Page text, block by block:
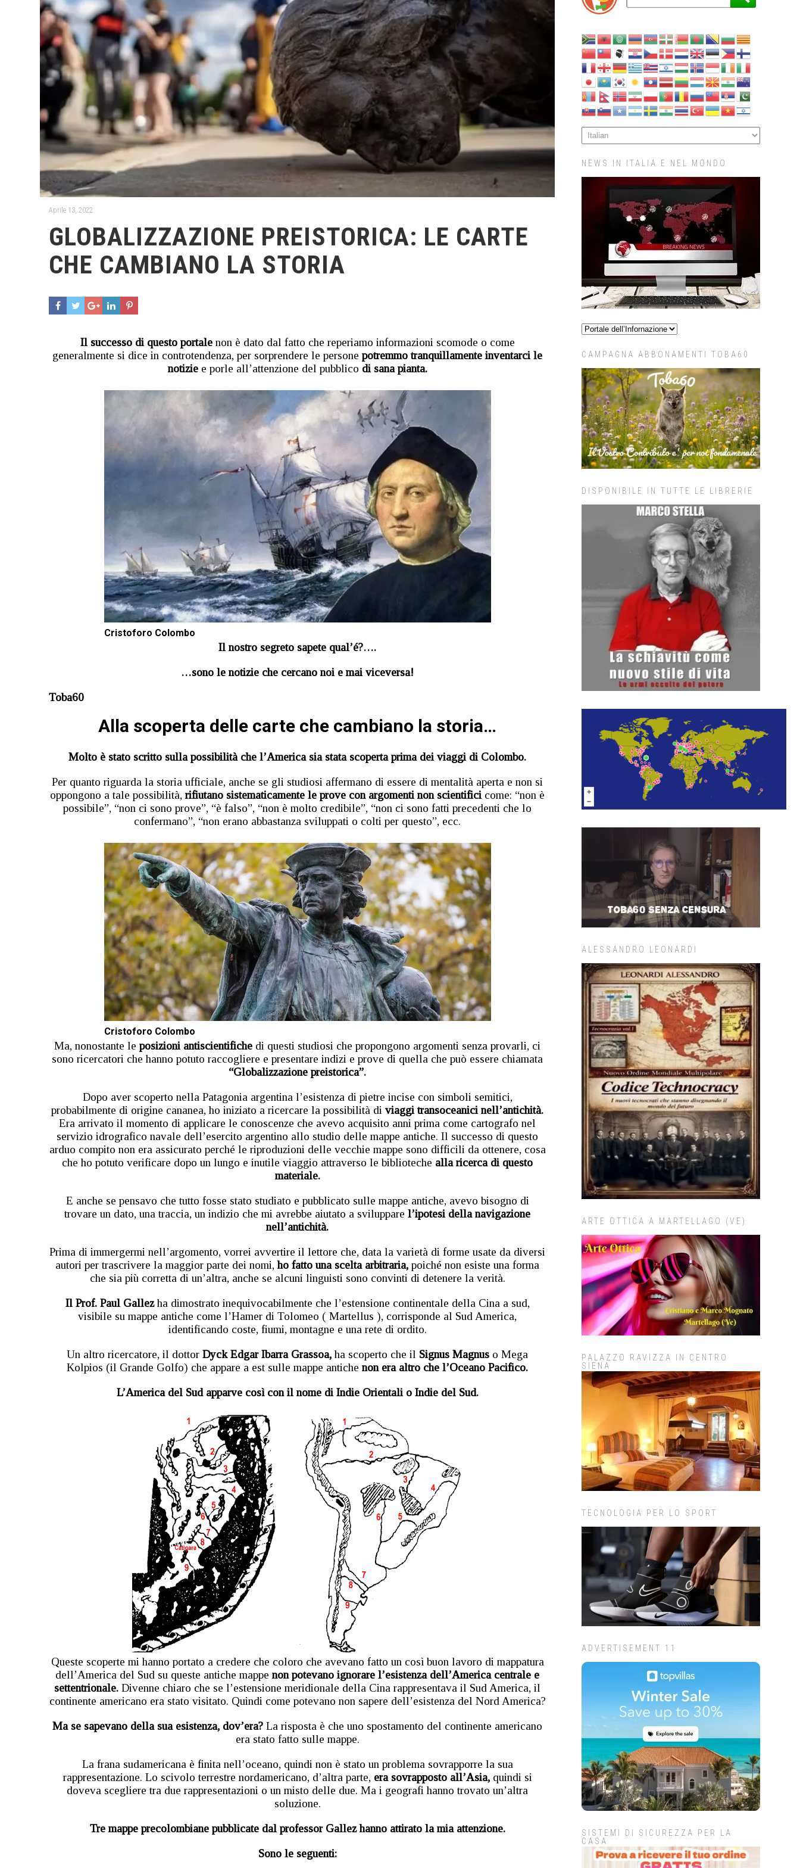
Aprile 13, 2022
GLOBALIZZAZIONE PREISTORICA: LE CARTE
CHE CAMBIANO LA STORIA
Il successo di questo portalenon è dato dal fatto che reperiamo informazioni scomode o come
generalmente si dice in controtendenza, per sorprendere le persone potremmo tranquillamente inventarci le
notiziee porle all’attenzione del pubblico di sana pianta.
Cristoforo Colombo
Il nostro segreto sapete qual’é?….
…sono le notizie che cercano noi e mai viceversa!
Toba60
Alla scoperta delle carte che cambiano la storia…
Molto è stato scritto sulla possibilità che l’America sia stata scoperta prima dei viaggi di Colombo.
Per quanto riguarda la storia ufficiale, anche se gli studiosi affermano di essere di mentalità aperta e non si
oppongono a tale possibilità, rifiutano sistematicamente le prove con argomenti non scientifici come: “non è
possibile”, “non ci sono prove”, “è falso”, “non è molto credibile”, “non ci sono fatti precedenti che lo
confermano”, “non erano abbastanza sviluppati o colti per questo”, ecc.
Cristoforo Colombo
Ma, nonostante le posizioni antiscientifiche di questi studiosi che propongono argomenti senza provarli, ci
sono ricercatori che hanno potuto raccogliere e presentare indizi e prove di quella che può essere chiamata
“Globalizzazione preistorica”.
Dopo aver scoperto nella Patagonia argentina l’esistenza di pietre incise con simboli semitici,
probabilmente di origine cananea, ho iniziato a ricercare la possibilità di viaggi transoceanici nell’antichità.
Era arrivato il momento di applicare le conoscenze che avevo acquisito anni prima come cartografo nel
servizio idrografico navale dell’esercito argentino allo studio delle mappe antiche. Il successo di questo
arduo compito non era assicurato perché le riproduzioni delle vecchie mappe sono difficili da ottenere, cosa
che ho potuto verificare dopo un lungo e inutile viaggio attraverso le biblioteche alla ricerca di questo
materiale.
E anche se pensavo che tutto fosse stato studiato e pubblicato sulle mappe antiche, avevo bisogno di
trovare un dato, una traccia, un indizio che mi avrebbe aiutato a sviluppare l’ipotesi della navigazione
nell’antichità.
Prima di immergermi nell’argomento, vorrei avvertire il lettore che, data la varietà di forme usate da diversi
autori per trascrivere la maggior parte dei nomi, ho fatto una scelta arbitraria, poiché non esiste una forma
che sia più corretta di un’altra, anche se alcuni linguisti sono convinti di detenere la verità.
Il Prof. Paul Gallezha dimostrato inequivocabilmente che l’estensione continentale della Cina a sud,
visibile su mappe antiche come l’Hamer di Tolomeo ( Martellus ), corrisponde al Sud America,
identificando coste, fiumi, montagne e una rete di ordito.
Un altro ricercatore, il dottor Dyck Edgar Ibarra Grassoa,ha scoperto che il Signus Magnus o Mega
Kolpios (il Grande Golfo) che appare a est sulle mappe antiche non era altro che l’Oceano Pacifico.
L’America del Sud apparve così con il nome di Indie Orientali o Indie del Sud.
Queste scoperte mi hanno portato a credere che coloro che avevano fatto un così buon lavoro di mappatura
dell’America del Sud su queste antiche mappe non potevano ignorare l’esistenza dell’America centrale e
settentrionale. Divenne chiaro che se l’estensione meridionale della Cina rappresentava il Sud America, il
continente americano era stato visitato. Quindi come potevano non sapere dell’esistenza del Nord America?
Ma se sapevano della sua esistenza, dov’era? La risposta è che uno spostamento del continente americano
era stato fatto sulle mappe.
La frana sudamericana è finita nell’oceano, quindi non è stato un problema sovrapporre la sua
rappresentazione. Lo scivolo terrestre nordamericano, d’altra parte, era sovrapposto all’Asia, quindi si
doveva scegliere tra due rappresentazioni o un misto delle due. Ma i geografi hanno trovato un’altra
soluzione.
Tre mappe precolombiane pubblicate dal professor Gallez hanno attirato la mia attenzione.
Sono le seguenti:
NEWS IN ITALIA E NEL MONDO
CAMPAGNA ABBONAMENTI TOBA60
DISPONIBILE IN TUTTE LE LIBRERIE
ALESSANDRO LEONARDI
ARTE OTTICA A MARTELLAGO (VE)
PALAZZO RAVIZZA IN CENTRO
SIENA
TECNOLOGIA PER LO SPORT
ADVERTISEMENT 11
SISTEMI DI SICUREZZA PER LA
CASA